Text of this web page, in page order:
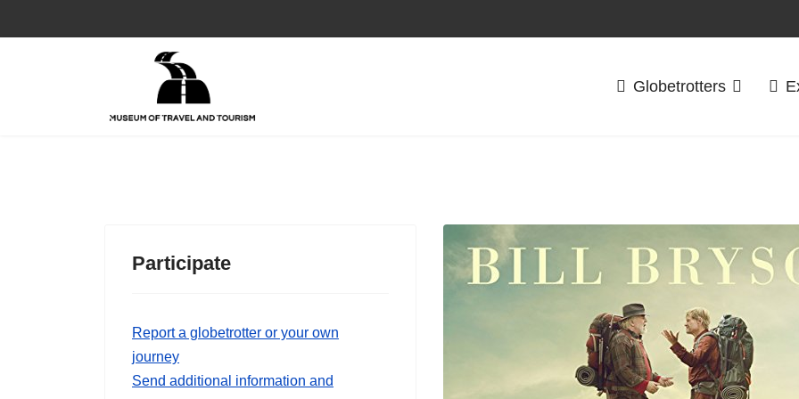
Globetrotters
Participate
Report a globetrotter or your own
journey
Send additional information and